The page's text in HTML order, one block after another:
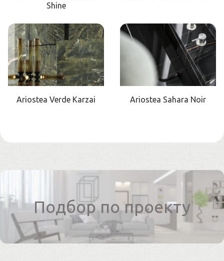
Shine
Ariostea Verde Karzai Ariostea Sahara Noir
Подбор по проекту